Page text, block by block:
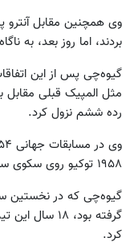
وی همچنین مقابل آنترو
بردند، اما روز بعد، به
گیوه‌چی پس از این
مثل المپیک قبلی مقابل
رده ششم نزول کرد.
۱۹۵۸ توکیو روی سکوی سوم ایستاد و از تیم ملی خداحافظی کرد.
گیوه‌چی که در نخستین
گرفته بود،
کرد.